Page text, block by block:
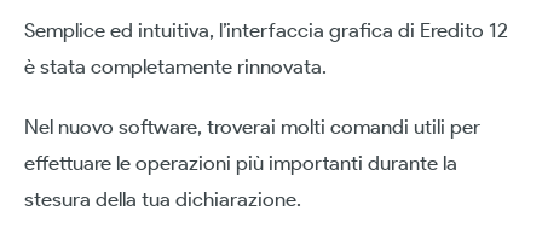
Semplice ed intuitiva, l’interfaccia grafica di Eredito 12
è stata completamente rinnovata.
Nel nuovo software, troverai molti comandi utili per
effettuare le operazioni più importanti durante la
stesura della tua dichiarazione.